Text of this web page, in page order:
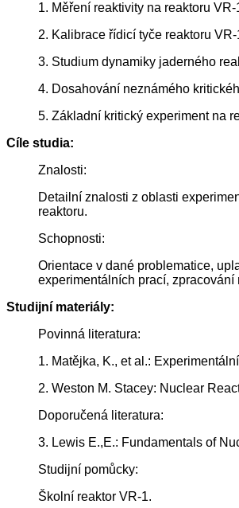
1. Měření reaktivity na reaktoru
2. Kalibrace řídicí tyče reaktoru
3. Studium dynamiky jaderného
4. Dosahování neznámého
5. Základní kritický experiment na
Cíle studia:
Znalosti:
Detailní znalosti z oblasti
reaktoru.
Schopnosti:
Orientace v dané problematice,
experimentálních prací,
Studijní materiály:
Povinná literatura:
1. Matějka, K., et al.:
2. Weston M. Stacey: Nuclear
Doporučená literatura:
3. Lewis E.,E.: Fundamentals of
Studijní pomůcky:
Školní reaktor VR-1.